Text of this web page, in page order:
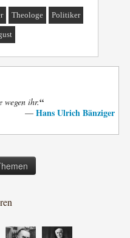
Theologe Politiker
wegen ihr.“
— Hans Ulrich Bänziger